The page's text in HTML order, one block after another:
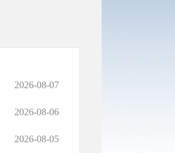
2026-08-07
2026-08-06
2026-08-05